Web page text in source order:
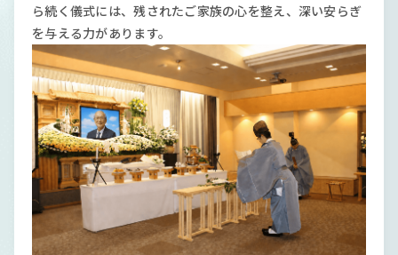
ら続く儀式には、残されたご家族の心を整え、深い安らぎ
を与える力があります。